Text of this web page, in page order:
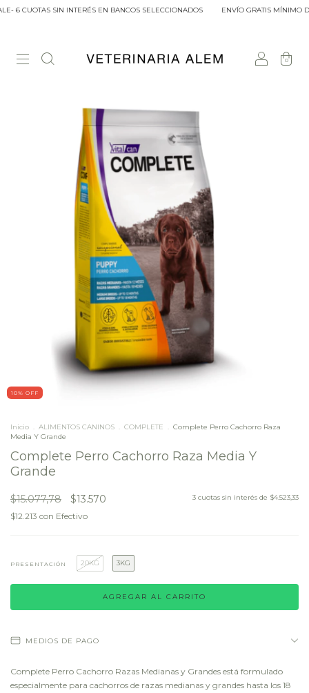
CUOTAS SIN INTERÉS EN BANCOS SELECCIONADOS ENVÍO GRATIS MÍNIMO
0
10% OFF
Inicio . ALIMENTOS CANINOS . COMPLETE . Complete Perro Cachorro Raza
Media Y Grande
Complete Perro Cachorro Raza Media Y
Grande
$15.077,78 $13.570
$12.213 con Efectivo
3 cuotas sin interés de $4.523,33
PRESENTACIÓN 20KG 3KG
MEDIOS DE PAGO
Complete Perro Cachorro Razas Medianas y Grandes está formulado
especialmente para cachorros de razas medianas y grandes hasta los 18